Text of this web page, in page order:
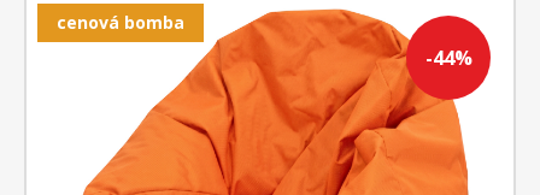
-44%
cenová bomba